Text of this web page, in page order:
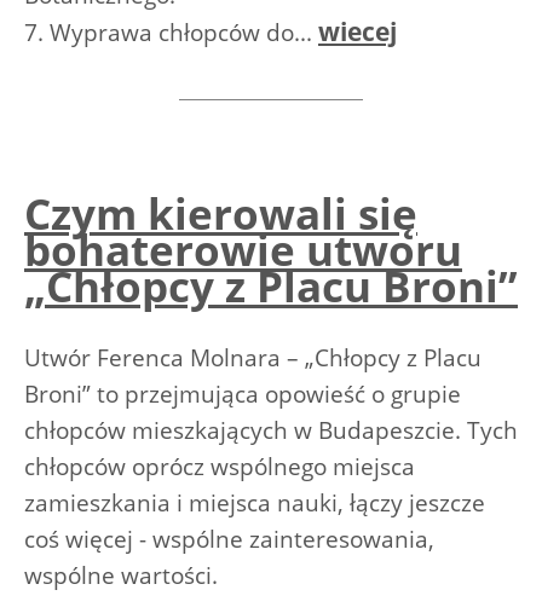
7. Wyprawa chłopców do... wiecej
Czym kierowali się
bohaterowie utworu
„Chłopcy z Placu Broni”
Utwór Ferenca Molnara – „Chłopcy z Placu
Broni” to przejmująca opowieść o grupie
chłopców mieszkających w Budapeszcie. Tych
chłopców oprócz wspólnego miejsca
zamieszkania i miejsca nauki, łączy jeszcze
coś więcej - wspólne zainteresowania,
wspólne wartości.